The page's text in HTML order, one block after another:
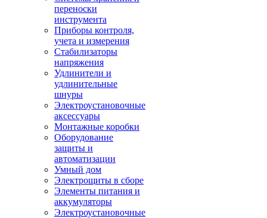
переноски
инструмента
Приборы контроля,
учета и измерения
Стабилизаторы
напряжения
Удлинители и
удлинительные
шнуры
Электроустановочные
аксессуары
Монтажные коробки
Оборудование
защиты и
автоматизации
Умный дом
Электрощиты в сборе
Элементы питания и
аккумуляторы
Электроустановочные